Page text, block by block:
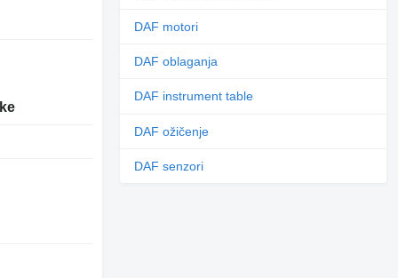
DAF motori
DAF oblaganja
DAF instrument table
DAF ožičenje
DAF senzori